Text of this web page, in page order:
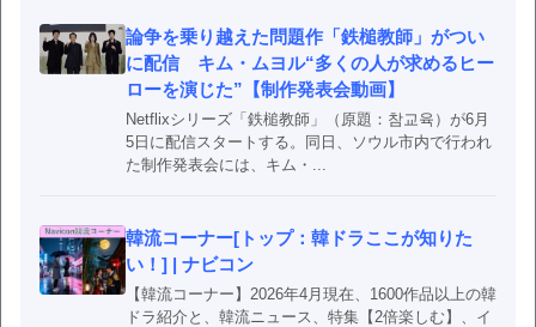
論争を乗り越えた問題作「鉄槌教師」がつい
に配信 キム・ムヨル“多くの人が求めるヒー
ローを演じた”【制作発表会動画】
Netflixシリーズ「鉄槌教師」（原題：참교육）が6月
5日に配信スタートする。同日、ソウル市内で行われ
た制作発表会には、キム・...
韓流コーナー[トップ：韓ドラここが知りた
い！] | ナビコン
【韓流コーナー】2026年4月現在、1600作品以上の韓
ドラ紹介と、韓流ニュース、特集【2倍楽しむ】、イ